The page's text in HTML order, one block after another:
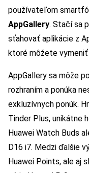
používateľom
AppGallery. Stačí sa
sťahovať aplikácie z
ktoré môžete
AppGallery sa môže
rozhraním a ponúka
exkluzívnych ponúk.
Tinder Plus, unikátne
Huawei Watch Buds
D16 i7. Medzi ďalšie
Huawei Points, ale aj